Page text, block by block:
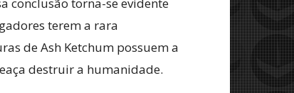
terem a rara
de Ash Ketchum possuem a
destruir a humanidade.